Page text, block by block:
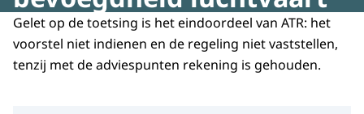
Gelet op de toetsing is het eindoordeel van ATR: het
voorstel niet indienen en de regeling niet vaststellen,
tenzij met de adviespunten rekening is gehouden.